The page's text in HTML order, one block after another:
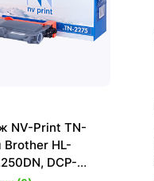
NV-Print TN-
Brother HL-
DCP-